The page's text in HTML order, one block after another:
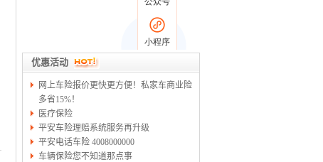
优惠活动
网上车险报价更快更方便！私家车商业险
多省15%！
医疗保险
平安车险理赔系统服务再升级
平安电话车险 4008000000
车辆保险您不知道那点事